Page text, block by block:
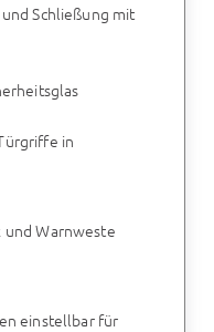
Schließung mit
in
und Warnweste
einstellbar für